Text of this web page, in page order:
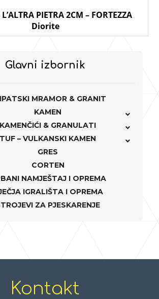
PIETRA 2CM – FORTEZZA
Diorite
Glavni izbornik
MRAMOR & GRANIT
KAMEN
KAMENČIĆI & GRANULATI
TUF – VULKANSKI KAMEN
GRES
CORTEN
NAMJEŠTAJ I OPREMA
IGRALIŠTA I OPREMA
ZA PJESKARENJE
Kontakt